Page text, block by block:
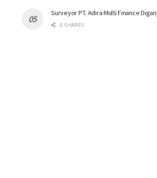
Surveyor PT. Adira Multi Finance
0 SHARES